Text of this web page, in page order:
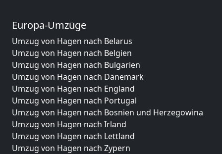
Europa-Umzüge
Umzug von Hagen nach Belarus
Umzug von Hagen nach Belgien
Umzug von Hagen nach Bulgarien
Umzug von Hagen nach Dänemark
Umzug von Hagen nach England
Umzug von Hagen nach Portugal
Umzug von Hagen nach Bosnien und Herzegowina
Umzug von Hagen nach Irland
Umzug von Hagen nach Lettland
Umzug von Hagen nach Zypern